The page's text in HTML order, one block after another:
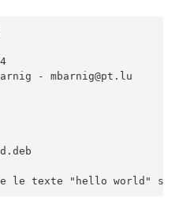
- mbarnig@pt.lu